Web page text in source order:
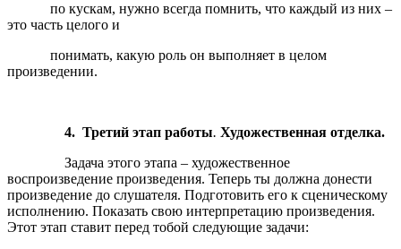
по кускам, нужно всегда помнить, что каждый из них –
это часть целого и
понимать, какую роль он выполняет в целом
произведении.
4. Третий этап работы. Художественная отделка.
Задача этого этапа – художественное
воспроизведение произведения. Теперь ты должна донести
произведение до слушателя. Подготовить его к сценическому
исполнению. Показать свою интерпретацию произведения.
Этот этап ставит перед тобой следующие задачи: